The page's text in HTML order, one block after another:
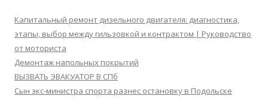
Капитальный ремонт дизельного двигателя: диагностика,
этапы, выбор между гильзовкой и контрактом | Руководство
от моториста
Демонтаж напольных покрытий
ВЫЗВАТЬ ЭВАКУАТОР В СПб
Сын экс-министра спорта разнес остановку в Подольске